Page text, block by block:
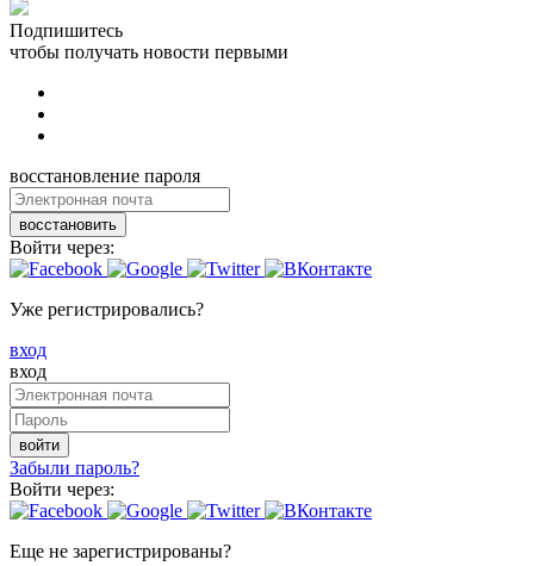
Подпишитесь
чтобы получать новости первыми
восстановление пароля
восстановить
Войти через:
Уже регистрировались?
вход
вход
войти
Забыли пароль?
Войти через:
Еще не зарегистрированы?